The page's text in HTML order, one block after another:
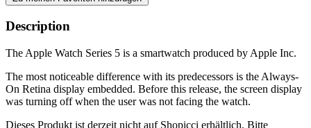
Description
The Apple Watch Series 5 is a smartwatch produced by Apple Inc.
The most noticeable difference with its predecessors is the Always-
On Retina display embedded. Before this release, the screen display
was turning off when the user was not facing the watch.
Dieses Produkt ist derzeit nicht auf Shopicci erhältlich. Bitte